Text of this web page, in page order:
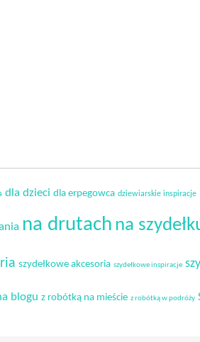
dla dzieci dla erpegowca dziewiarskie inspiracje
na drutach na
szydełkowe akcesoria szydełkowe inspiracje
blogu z robótką na mieście z robótką w podróży